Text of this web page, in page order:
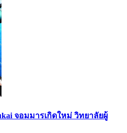
จอมมารเกิดใหม่ วิทยาลัยผู้